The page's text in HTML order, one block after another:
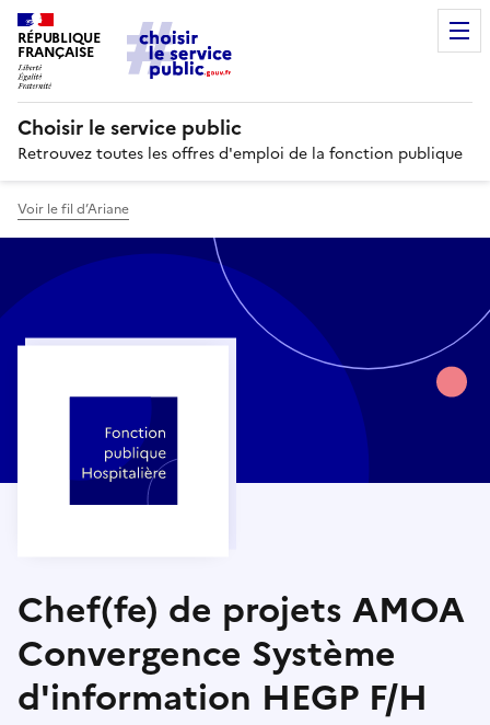
RÉPUBLIQUE
FRANÇAISE
Choisir le service public
Retrouvez toutes les offres d'emploi de la fonction publique
Voir le fil d’Ariane
Chef(fe) de projets AMOA
Convergence Système
d'information HEGP F/H